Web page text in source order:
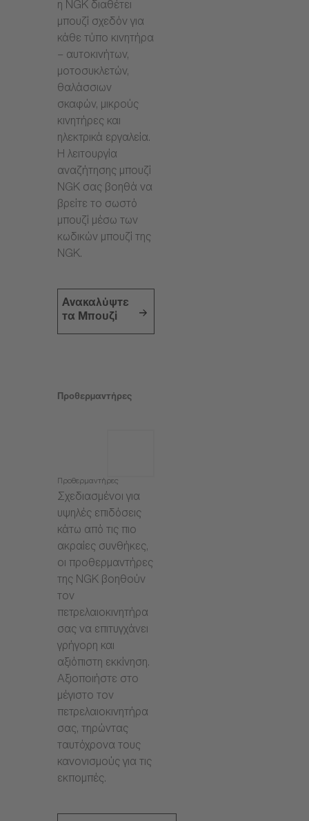
η NGK διαθέτει
μπουζί σχεδόν για
κάθε τύπο κινητήρα
– αυτοκινήτων,
μοτοσυκλετών,
θαλάσσιων
σκαφών, μικρούς
κινητήρες και
ηλεκτρικά εργαλεία.
Η λειτουργία
αναζήτησης μπουζί
NGK σας βοηθά να
βρείτε το σωστό
μπουζί μέσω των
κωδικών μπουζί της
NGK.
Ανακαλύψτε
τα Μπουζί
Προθερμαντήρες
Προθερμαντήρες
Σχεδιασμένοι για
υψηλές επιδόσεις
κάτω από τις πιο
ακραίες συνθήκες,
οι προθερμαντήρες
της NGK βοηθούν
τον
πετρελαιοκινητήρα
σας να επιτυγχάνει
γρήγορη και
αξιόπιστη εκκίνηση.
Αξιοποιήστε στο
μέγιστο τον
πετρελαιοκινητήρα
σας, τηρώντας
ταυτόχρονα τους
κανονισμούς για τις
εκπομπές.